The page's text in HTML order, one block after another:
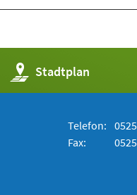
Stadtplan
(Öffnet
in
einem
Telefon:
Fax: